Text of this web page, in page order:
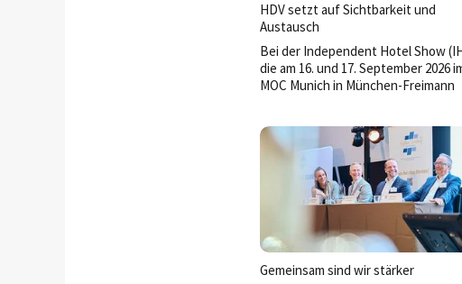
HDV setzt auf Sichtbarkeit und
Austausch
Bei der Independent Hotel Show
die am 16. und 17. September 2026
MOC Munich in München-Freimann
Deutschland (HDV) diesmal voll dabei.
Gemeinsam sind wir stärker